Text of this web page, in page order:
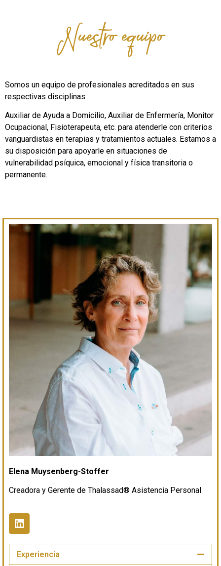
Nuestro equipo
Somos un equipo de profesionales acreditados en sus
respectivas disciplinas:
Auxiliar de Ayuda a Domicilio, Auxiliar de Enfermería, Monitor
Ocupacional, Fisioterapeuta, etc. para atenderle con criterios
vanguardistas en terapias y tratamientos actuales. Estamos a
su disposición para apoyarle en situaciones de
vulnerabilidad psíquica, emocional y física transitoria o
permanente.
Elena Muysenberg-Stoffer
Creadora y Gerente de Thalassad® Asistencia Personal
Experiencia